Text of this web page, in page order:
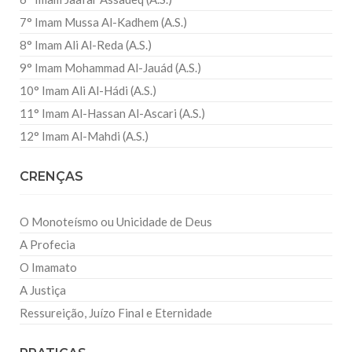
7° Imam Mussa Al-Kadhem (A.S.)
8° Imam Ali Al-Reda (A.S.)
9° Imam Mohammad Al-Jauád (A.S.)
10° Imam Ali Al-Hádi (A.S.)
11° Imam Al-Hassan Al-Ascari (A.S.)
12° Imam Al-Mahdi (A.S.)
CRENÇAS
O Monoteísmo ou Unicidade de Deus
A Profecia
O Imamato
A Justiça
Ressureição, Juízo Final e Eternidade